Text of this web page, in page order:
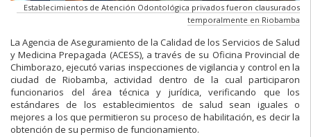
Establecimientos de Atención Odontológica privados fueron clausurados
temporalmente en Riobamba
La Agencia de Aseguramiento de la Calidad de los Servicios de Salud
y Medicina Prepagada (ACESS), a través de su Oficina Provincial de
Chimborazo, ejecutó varias inspecciones de vigilancia y control en la
ciudad de Riobamba, actividad dentro de la cual participaron
funcionarios del área técnica y jurídica, verificando que los
estándares de los establecimientos de salud sean iguales o
mejores a los que permitieron su proceso de habilitación, es decir la
obtención de su permiso de funcionamiento.